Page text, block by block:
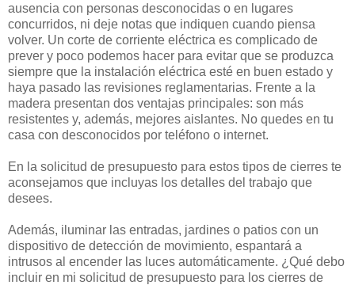
ausencia con personas desconocidas o en lugares
concurridos, ni deje notas que indiquen cuando piensa
volver. Un corte de corriente eléctrica es complicado de
prever y poco podemos hacer para evitar que se produzca
siempre que la instalación eléctrica esté en buen estado y
haya pasado las revisiones reglamentarias. Frente a la
madera presentan dos ventajas principales: son más
resistentes y, además, mejores aislantes. No quedes en tu
casa con desconocidos por teléfono o internet.
En la solicitud de presupuesto para estos tipos de cierres te
aconsejamos que incluyas los detalles del trabajo que
desees.
Además, iluminar las entradas, jardines o patios con un
dispositivo de detección de movimiento, espantará a
intrusos al encender las luces automáticamente. ¿Qué debo
incluir en mi solicitud de presupuesto para los cierres de